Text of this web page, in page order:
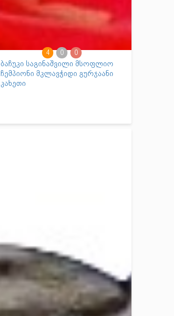
ბაჩუკი საგინაშვილი მსოფლიო
ჩემპიონი მკლავჭიდი გურჯაანი
კახეთი
4 0 0